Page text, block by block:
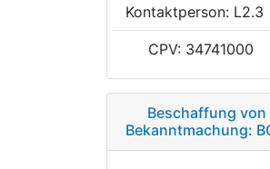
Kontaktperson: L2.3
CPV: 34741000
Beschaffung von
Bekanntmachung: